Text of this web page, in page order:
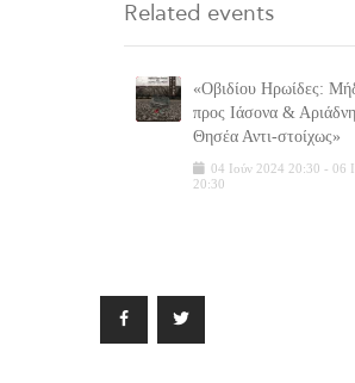
Related events
«Οβιδίου Ηρωίδες:
προς Ιάσονα &
Θησέα Αντι-στοίχως»
04 Ιούν 2024 20:30 - 06
20:30